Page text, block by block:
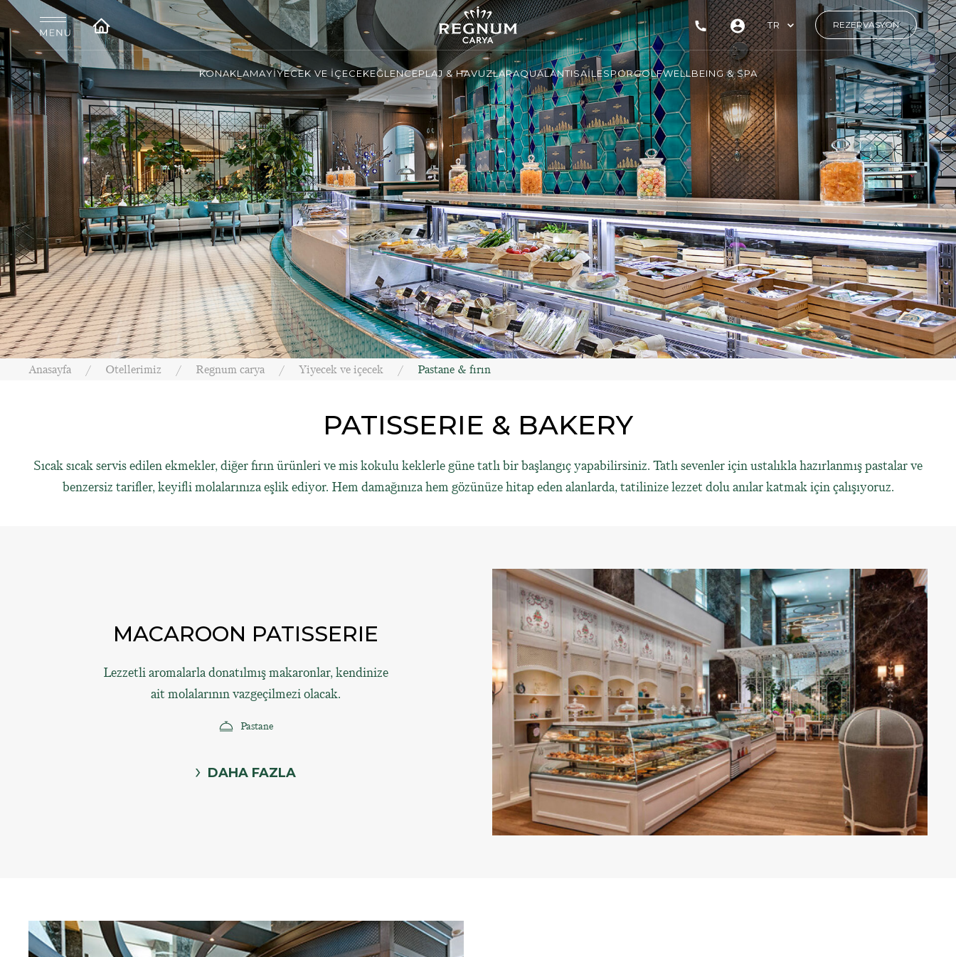
TR REZERVASYON
KONAKLAMAYİYECEK VE İÇECEKEĞLENCEPLAJ & HAVUZLARAQUALANTISAİLESPORGOLFWELLBEING & SPA
Anasayfa Otellerimiz Regnum carya Yiyecek ve içecek Pastane & fırın
PATISSERIE & BAKERY
Sıcak sıcak servis edilen ekmekler, diğer fırın ürünleri ve mis kokulu keklerle güne tatlı bir başlangıç yapabilirsiniz. Tatlı sevenler için ustalıkla hazırlanmış pastalar ve
benzersiz tarifler, keyifli molalarınıza eşlik ediyor. Hem damağınıza hem gözünüze hitap eden alanlarda, tatilinize lezzet dolu anılar katmak için çalışıyoruz.
MACAROON PATISSERIE
Lezzetli aromalarla donatılmış makaronlar, kendinize
ait molalarının vazgeçilmezi olacak.
Pastane
DAHA FAZLA